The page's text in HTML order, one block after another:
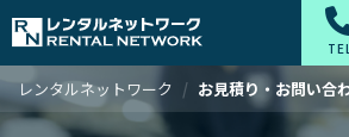
レンタルネットワーク お見積り・お問い合